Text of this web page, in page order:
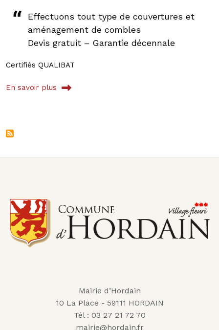
Effectuons tout type de couvertures et
aménagement de combles
Devis gratuit – Garantie décennale
Certifiés QUALIBAT
En savoir plus
sur ART TOIT
Mairie d’Hordain
10 La Place - 59111 HORDAIN
Tél : 03 27 21 72 70
mairie@hordain.fr